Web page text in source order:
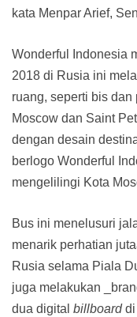
kata Menpar Arief,
Wonderful Indonesia
2018 di Rusia ini
ruang, seperti bis dan
Moscow dan Saint
dengan desain
berlogo Wonderful
mengelilingi Kota
Bus ini menelusuri
menarik perhatian
Rusia selama Piala
juga melakukan
dua digital billboarddi